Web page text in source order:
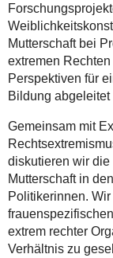
Mutterschaft bei
extremen
Perspektiven für
Bildung abgeleitet
Gemeinsam mit
diskutieren wir
Mutterschaft in
Politikerinnen.
extrem rechter
Verhältnis zu